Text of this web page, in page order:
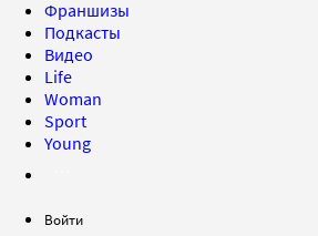
Франшизы
Подкасты
Видео
Life
Woman
Sport
Young
Войти